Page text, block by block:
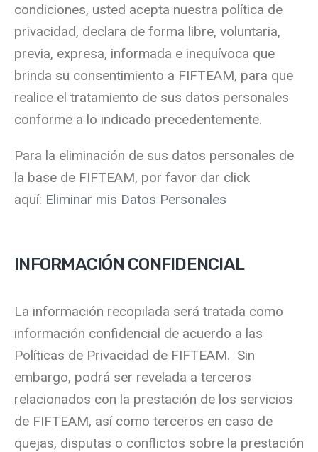
condiciones, usted acepta nuestra política de
privacidad, declara de forma libre, voluntaria,
previa, expresa, informada e inequívoca que
brinda su consentimiento a FIFTEAM, para que
realice el tratamiento de sus datos personales
conforme a lo indicado precedentemente.
Para la eliminación de sus datos personales de
la base de FIFTEAM, por favor dar click
aquí: Eliminar mis Datos Personales
INFORMACIÓN CONFIDENCIAL
La información recopilada será tratada como
información confidencial de acuerdo a las
Políticas de Privacidad de FIFTEAM. Sin
embargo, podrá ser revelada a terceros
relacionados con la prestación de los servicios
de FIFTEAM, así como terceros en caso de
quejas, disputas o conflictos sobre la prestación